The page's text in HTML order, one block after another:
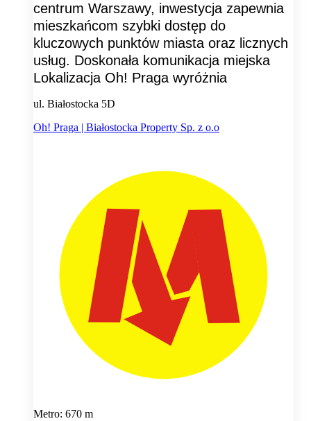
centrum Warszawy, inwestycja zapewnia
mieszkańcom szybki dostęp do
kluczowych punktów miasta oraz licznych
usług. Doskonała komunikacja miejska
Lokalizacja Oh! Praga wyróżnia
ul. Białostocka 5D
Oh! Praga | Białostocka Property Sp. z o.o
Metro: 670 m